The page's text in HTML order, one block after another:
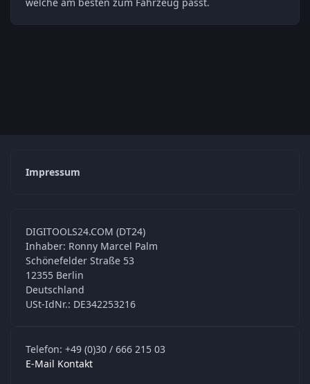
Impressum
DIGITOOLS24.COM (DT24)
Inhaber: Ronny Marcel Palm
Schönefelder Straße 53
12355 Berlin
Deutschland
USt-IdNr.: DE342253216
Telefon: +49 (0)30 / 666 215 03
E-Mail Kontakt